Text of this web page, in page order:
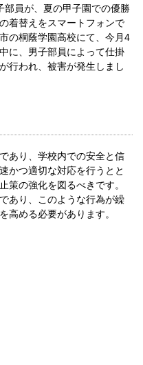
部員が、夏の甲子園での優勝
着替えをスマートフォンで
の桐蔭学園高校にて、今月4
に、男子部員によって仕掛
行われ、被害が発生しまし
あり、学校内での安全と信
かつ適切な対応を行うとと
策の強化を図るべきです。
あり、このような行為が繰
高める必要があります。